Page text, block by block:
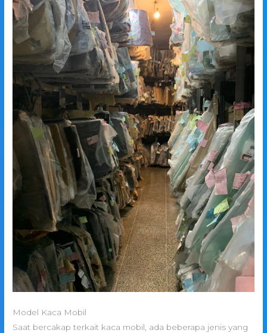
Model Kaca Mobil
Saat bercakap terkait kaca mobil, ada beberapa jenis yang